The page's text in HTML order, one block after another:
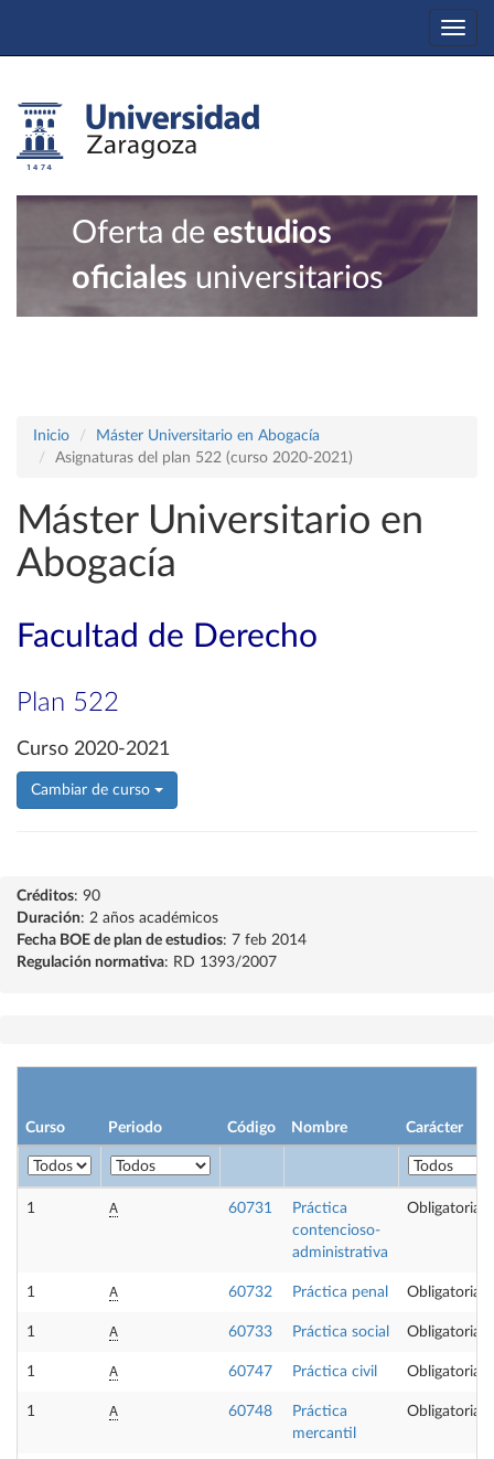
Oferta de estudios
oficiales universitarios
Inicio
Máster Universitario en Abogacía
Asignaturas del plan 522 (curso 2020-2021)
Máster Universitario en
Abogacía
Facultad de Derecho
Plan 522
Curso 2020-2021
Cambiar de curso
Créditos: 90
Duración: 2 años académicos
Fecha BOE de plan de estudios: 7 feb 2014
Regulación normativa: RD 1393/2007
Curso Periodo Código Nombre Carácter
1 A 60731
Práctica
contencioso-
administrativa
Obligatoria
1 A 60732 Práctica penal Obligatoria
1 A 60733 Práctica social Obligatoria
1 A 60747 Práctica civil Obligatoria
1 A 60748
Práctica
mercantil
Obligatoria